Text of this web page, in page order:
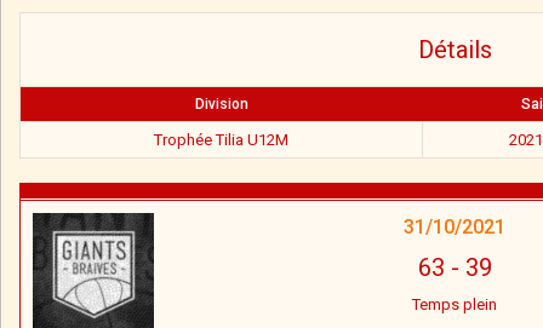
Détails
Division
Trophée Tilia U12M
31/10/2021
63 - 39
Temps plein